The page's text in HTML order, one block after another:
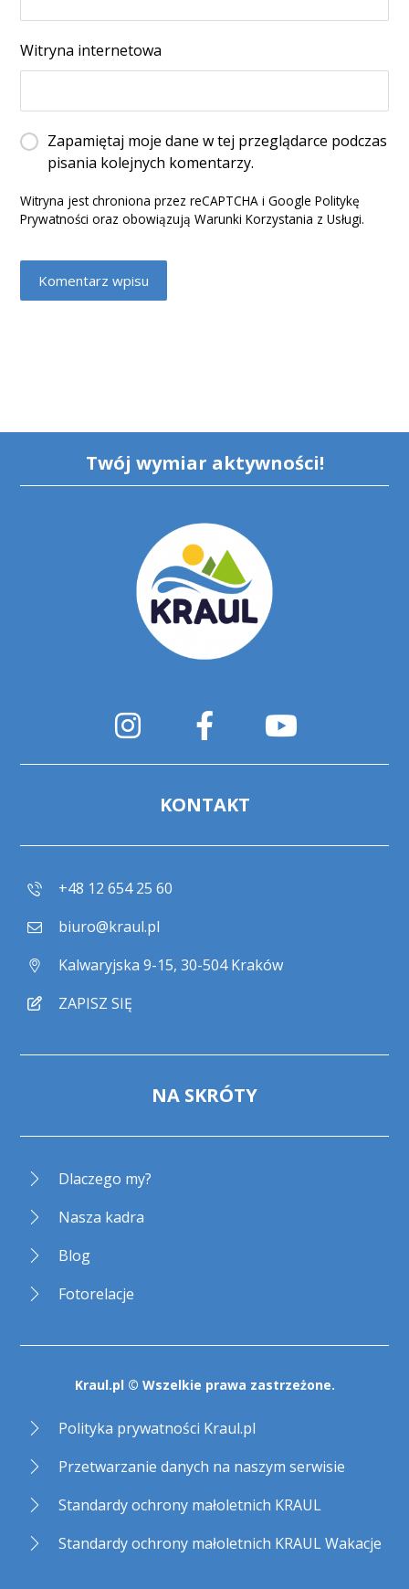
Witryna internetowa
Zapamiętaj moje dane w tej przeglądarce podczas
pisania kolejnych komentarzy.
Witryna jest chroniona przez reCAPTCHA i GooglePolitykę
Prywatności oraz obowiązująWarunki Korzystania z Usługi.
Komentarz wpisu
Twój wymiar aktywności!
KONTAKT
+48 12 654 25 60
biuro@kraul.pl
Kalwaryjska 9-15, 30-504 Kraków
ZAPISZ SIĘ
NA SKRÓTY
Dlaczego my?
Nasza kadra
Blog
Fotorelacje
Kraul.pl © Wszelkie prawa zastrzeżone.
Polityka prywatności Kraul.pl
Przetwarzanie danych na naszym serwisie
Standardy ochrony małoletnich KRAUL
Standardy ochrony małoletnich KRAUL Wakacje